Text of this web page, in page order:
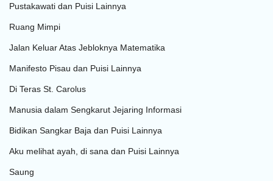
Pustakawati dan Puisi Lainnya
Ruang Mimpi
Jalan Keluar Atas Jebloknya Matematika
Manifesto Pisau dan Puisi Lainnya
Di Teras St. Carolus
Manusia dalam Sengkarut Jejaring Informasi
Bidikan Sangkar Baja dan Puisi Lainnya
Aku melihat ayah, di sana dan Puisi Lainnya
Saung